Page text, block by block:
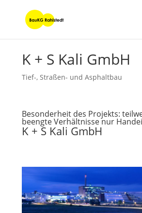
K + S Kali GmbH
Tief-, Straßen- und Asphaltbau
Besonderheit des Projekts:
beengte Verhältnisse nur
K + S Kali GmbH